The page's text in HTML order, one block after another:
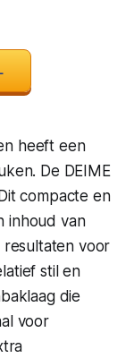
heeft een
De DEIME
compacte en
inhoud van
voor
stil en
die
voor